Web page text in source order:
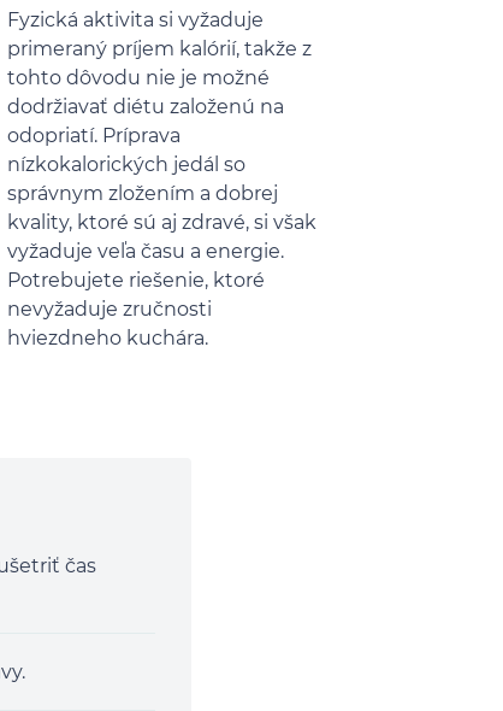
Fyzická aktivita si vyžaduje
primeraný príjem kalórií, takže z
tohto dôvodu nie je možné
dodržiavať diétu založenú na
odopriatí. Príprava
nízkokalorických jedál so
správnym zložením a dobrej
kvality, ktoré sú aj zdravé, si však
vyžaduje veľa času a energie.
Potrebujete riešenie, ktoré
nevyžaduje zručnosti
hviezdneho kuchára.
čas